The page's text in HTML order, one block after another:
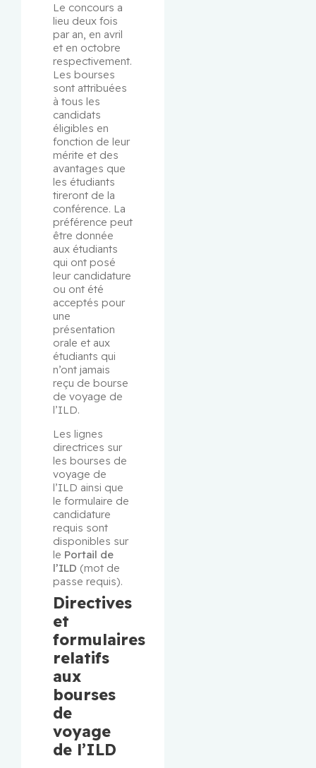
Le concours a
lieu deux fois
par an, en avril
et en octobre
respectivement.
Les bourses
sont attribuées
à tous les
candidats
éligibles en
fonction de leur
mérite et des
avantages que
les étudiants
tireront de la
conférence. La
préférence peut
être donnée
aux étudiants
qui ont posé
leur candidature
ou ont été
acceptés pour
une
présentation
orale et aux
étudiants qui
n’ont jamais
reçu de bourse
de voyage de
l’ILD.
Les lignes
directrices sur
les bourses de
voyage de
l’ILD ainsi que
le formulaire de
candidature
requis sont
disponibles sur
le Portail de
l’ILD (mot de
passe requis).
Directives
et
formulaires
relatifs
aux
bourses
de
voyage
de l’ILD